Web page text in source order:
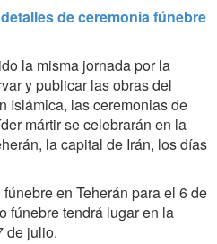
de ceremonia fúnebre
la misma jornada por la
y publicar las obras del
Islámica, las ceremonias de
mártir se celebrarán en la
la capital de Irán, los días
en Teherán para el 6 de
fúnebre tendrá lugar en la
de julio.